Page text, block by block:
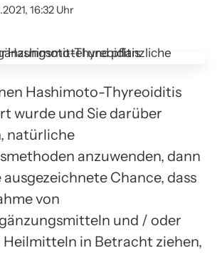
16:32 Uhr
Hashimoto-Thyreoiditis
wurde und Sie darüber
natürliche
anzuwenden, dann
Chance, dass
von
und / oder
in Betracht ziehen,